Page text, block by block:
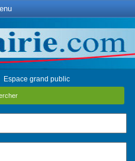
Espace grand public